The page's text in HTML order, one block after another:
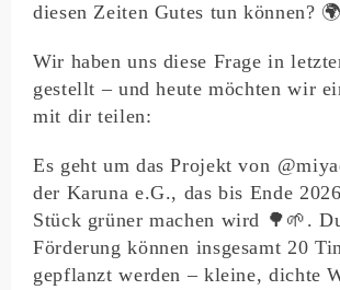
diesen Zeiten Gutes tun können?
Wir haben uns diese Frage in
gestellt – und heute möchten wir
mit dir teilen:
Es geht um das Projekt von
der Karuna e.G., das bis Ende
Stück grüner machen wird 🌳🌱.
Förderung können insgesamt 20
gepflanzt werden – kleine, dichte